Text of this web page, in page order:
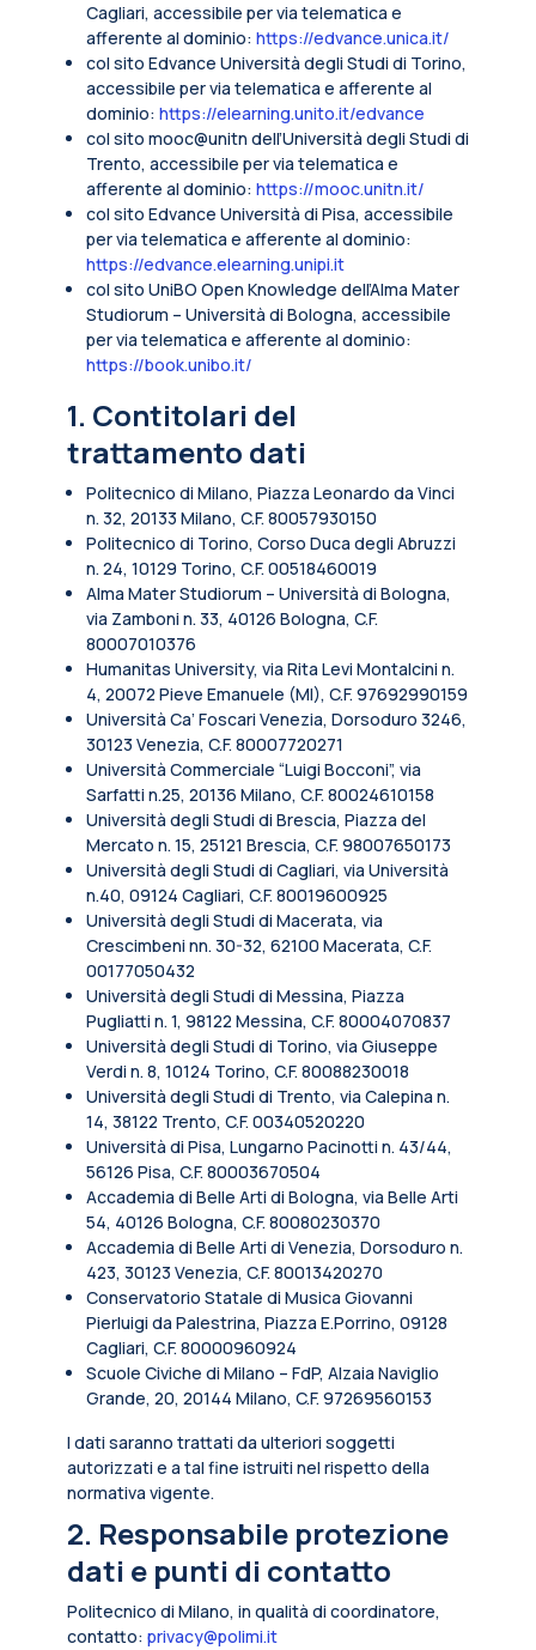
Cagliari, accessibile per via telematica e
afferente al dominio: https://edvance.unica.it/
col sito Edvance Università degli Studi di Torino,
accessibile per via telematica e afferente al
dominio: https://elearning.unito.it/edvance
col sito mooc@unitn dell’Università degli Studi di
Trento, accessibile per via telematica e
afferente al dominio: https://mooc.unitn.it/
col sito Edvance Università di Pisa, accessibile
per via telematica e afferente al dominio:
https://edvance.elearning.unipi.it
col sito UniBO Open Knowledge dell’Alma Mater
Studiorum – Università di Bologna, accessibile
per via telematica e afferente al dominio:
https://book.unibo.it/
1. Contitolari del
trattamento dati
Politecnico di Milano, Piazza Leonardo da Vinci
n. 32, 20133 Milano, C.F. 80057930150
Politecnico di Torino, Corso Duca degli Abruzzi
n. 24, 10129 Torino, C.F. 00518460019
Alma Mater Studiorum – Università di Bologna,
via Zamboni n. 33, 40126 Bologna, C.F.
80007010376
Humanitas University, via Rita Levi Montalcini n.
4, 20072 Pieve Emanuele (MI), C.F. 97692990159
Università Ca’ Foscari Venezia, Dorsoduro 3246,
30123 Venezia, C.F. 80007720271
Università Commerciale “Luigi Bocconi”, via
Sarfatti n.25, 20136 Milano, C.F. 80024610158
Università degli Studi di Brescia, Piazza del
Mercato n. 15, 25121 Brescia, C.F. 98007650173
Università degli Studi di Cagliari, via Università
n.40, 09124 Cagliari, C.F. 80019600925
Università degli Studi di Macerata, via
Crescimbeni nn. 30-32, 62100 Macerata, C.F.
00177050432
Università degli Studi di Messina, Piazza
Pugliatti n. 1, 98122 Messina, C.F. 80004070837
Università degli Studi di Torino, via Giuseppe
Verdi n. 8, 10124 Torino, C.F. 80088230018
Università degli Studi di Trento, via Calepina n.
14, 38122 Trento, C.F. 00340520220
Università di Pisa, Lungarno Pacinotti n. 43/44,
56126 Pisa, C.F. 80003670504
Accademia di Belle Arti di Bologna, via Belle Arti
54, 40126 Bologna, C.F. 80080230370
Accademia di Belle Arti di Venezia, Dorsoduro n.
423, 30123 Venezia, C.F. 80013420270
Conservatorio Statale di Musica Giovanni
Pierluigi da Palestrina, Piazza E.Porrino, 09128
Cagliari, C.F. 80000960924
Scuole Civiche di Milano – FdP, Alzaia Naviglio
Grande, 20, 20144 Milano, C.F. 97269560153
I dati saranno trattati da ulteriori soggetti
autorizzati e a tal fine istruiti nel rispetto della
normativa vigente.
2. Responsabile protezione
dati e punti di contatto
Politecnico di Milano, in qualità di coordinatore,
contatto: privacy@polimi.it